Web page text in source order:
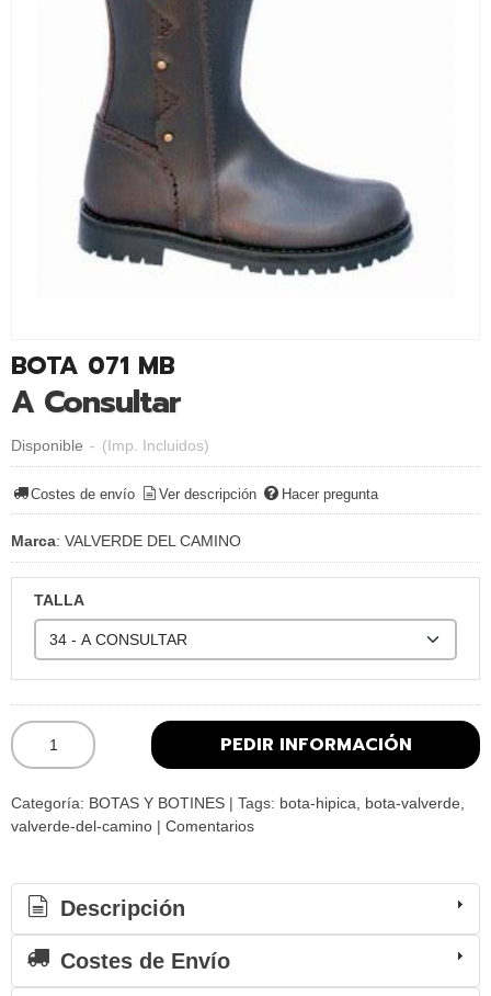
BOTA 071 MB
A Consultar
Disponible - (Imp. Incluidos)
Costes de envío Ver descripción Hacer pregunta
Marca: VALVERDE DEL CAMINO
TALLA
PEDIR INFORMACIÓN
Categoría: BOTAS Y BOTINES | Tags: bota-hipica
bota-valverde
valverde-del-camino | Comentarios
Descripción
Costes de Envío